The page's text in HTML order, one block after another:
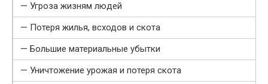
— Угроза жизням людей
— Потеря жилья, всходов и скота
— Большие материальные убытки
— Уничтожение урожая и потеря скота